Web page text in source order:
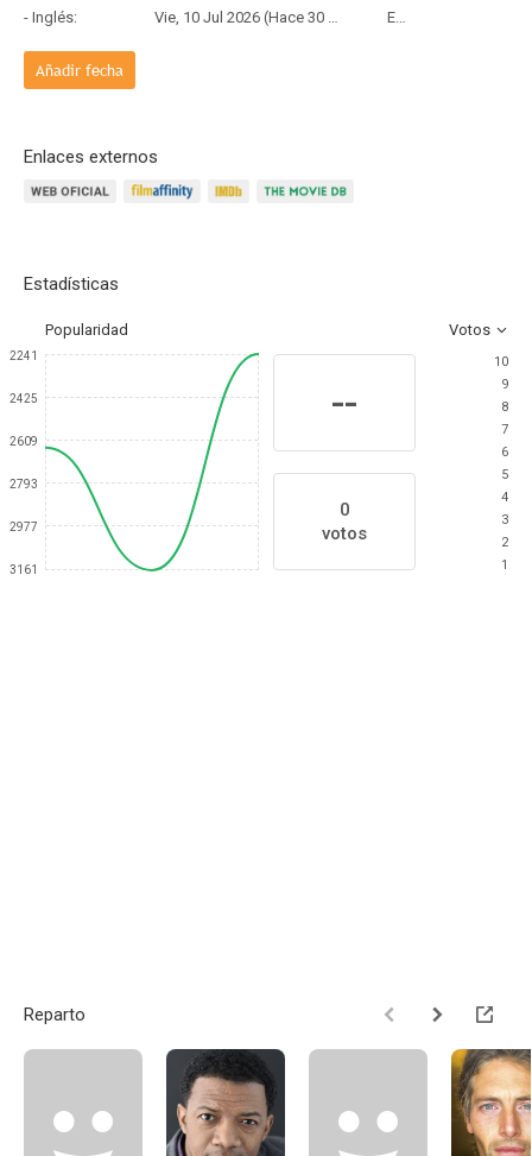
- Inglés:
Vie, 10 Jul 2026 (Hace 30 días) Estreno
Añadir fecha
Enlaces externos
Estadísticas
Popularidad Votos
2241
2425
2609
2793
2977
3161
--
0
votos
10
9
8
7
6
5
4
3
2
1
Reparto